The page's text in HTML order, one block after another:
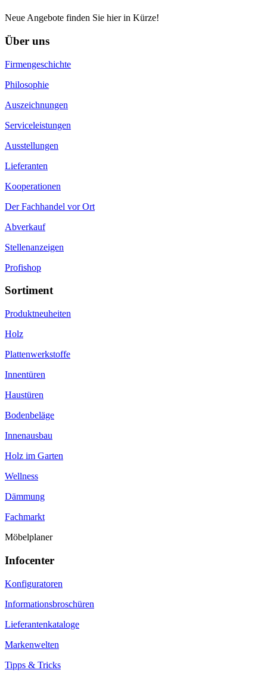
Neue Angebote finden Sie hier in Kürze!
Über uns
Firmengeschichte
Philosophie
Auszeichnungen
Serviceleistungen
Ausstellungen
Lieferanten
Kooperationen
Der Fachhandel vor Ort
Abverkauf
Stellenanzeigen
Profishop
Sortiment
Produktneuheiten
Holz
Plattenwerkstoffe
Innentüren
Haustüren
Bodenbeläge
Innenausbau
Holz im Garten
Wellness
Dämmung
Fachmarkt
Möbelplaner
Infocenter
Konfiguratoren
Informationsbroschüren
Lieferantenkataloge
Markenwelten
Tipps & Tricks